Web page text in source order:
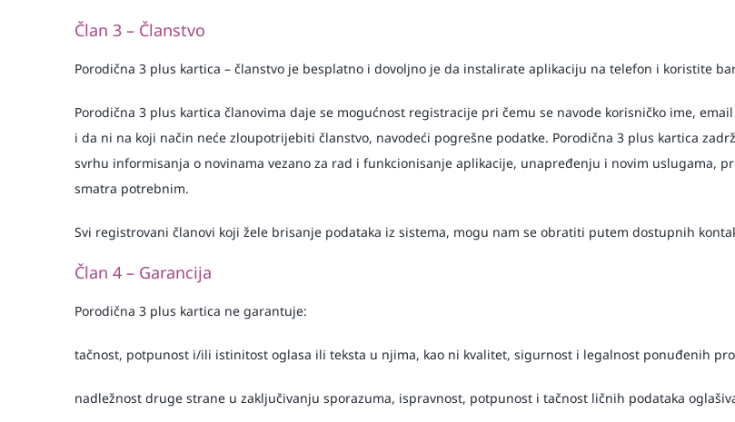
Član 3 – Članstvo
Porodična 3 plus kartica – članstvo je besplatno i dovoljno je da instalirate aplikaciju na telefon i koristite
Porodična 3 plus kartica članovima daje se mogućnost registracije pri čemu se navode korisničko ime,
i da ni na koji način neće zloupotrijebiti članstvo, navodeći pogrešne podatke. Porodična 3 plus kartica
svrhu informisanja o novinama vezano za rad i funkcionisanje aplikacije, unapređenju i novim uslugama,
smatra potrebnim.
Svi registrovani članovi koji žele brisanje podataka iz sistema, mogu nam se obratiti putem dostupnih
Član 4 – Garancija
Porodična 3 plus kartica ne garantuje:
tačnost, potpunost i/ili istinitost oglasa ili teksta u njima, kao ni kvalitet, sigurnost i legalnost ponuđenih
nadležnost druge strane u zaključivanju sporazuma, ispravnost, potpunost i tačnost ličnih podataka